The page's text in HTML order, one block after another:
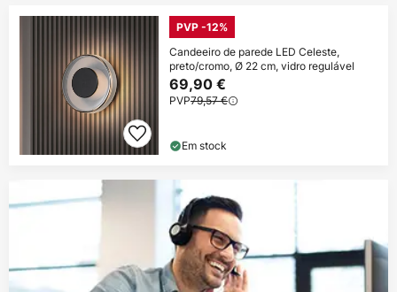
PVP -12%
Candeeiro de parede LED Celeste,
preto/cromo, Ø 22 cm, vidro regulável
69,90 €
PVP79,57 €
Em stock